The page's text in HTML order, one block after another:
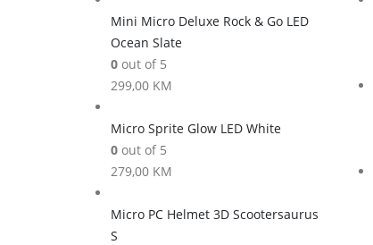
Mini Micro Deluxe Rock & Go LED
Ocean Slate
0 out of 5
299,00 KM
Micro Sprite Glow LED White
0 out of 5
279,00 KM
Micro PC Helmet 3D Scootersaurus
S